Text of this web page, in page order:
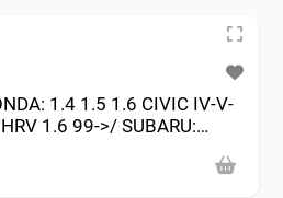
1.4 1.5 1.6 CIVIC IV-V-
1.6 99->/ SUBARU: